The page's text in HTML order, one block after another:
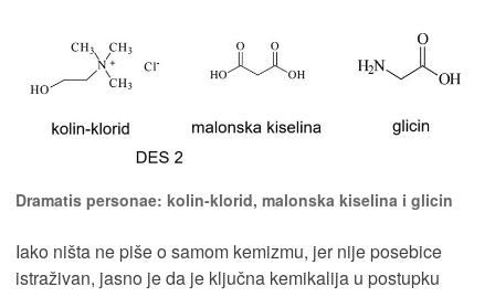
Dramatis personae: kolin-klorid, malonska kiselina i glicin
Iako ništa ne piše o samom kemizmu, jer nije posebice
istraživan, jasno je da je ključna kemikalija u postupku